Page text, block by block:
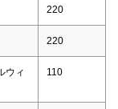
220
220
ウィ
110